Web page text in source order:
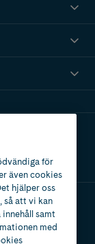
för
även cookies
hjälper oss
så att vi kan
samt
med